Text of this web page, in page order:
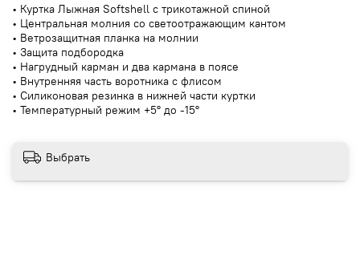
• Куртка Лыжная Softshell с трикотажной спиной
• Центральная молния со светоотражающим кантом
• Ветрозащитная планка на молнии
• Защита подбородка
• Нагрудный карман и два кармана в поясе
• Внутренняя часть воротника с флисом
• Силиконовая резинка в нижней части куртки
• Температурный режим +5° до -15°
Выбрать